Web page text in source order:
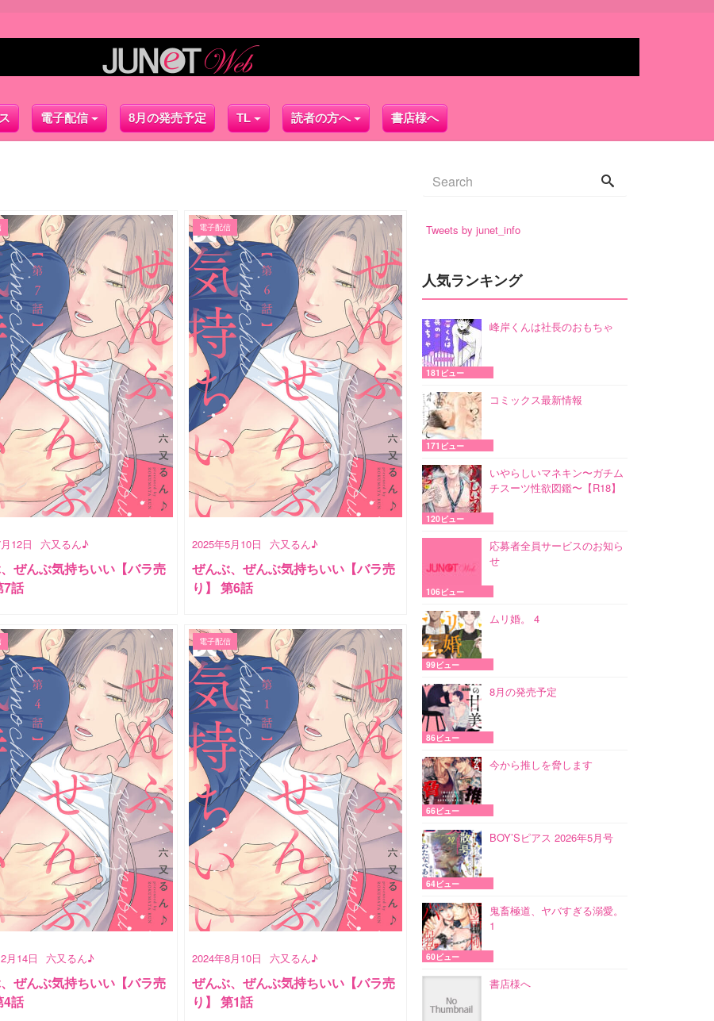
電子配信 8月の発売予定 TL 読者の方へ 書店様へ
12日 六又るん♪
ぜんぶ気持ちいい【バラ売
7話
2025年5月10日 六又るん♪
電子配信
ぜんぶ、ぜんぶ気持ちいい【バラ売
り】 第6話
月14日 六又るん♪
ぜんぶ気持ちいい【バラ売
4話
2024年8月10日 六又るん♪
電子配信
ぜんぶ、ぜんぶ気持ちいい【バラ売
り】 第1話
Tweets by junet_info
人気ランキング
峰岸くんは社長のおもちゃ
181ビュー
コミックス最新情報
171ビュー
いやらしいマネキン〜ガチム
チスーツ性欲図鑑〜【R18】
120ビュー
応募者全員サービスのお知ら
せ
106ビュー
ムリ婚。 4
99ビュー
8月の発売予定
86ビュー
今から推しを脅します
66ビュー
BOY’Sピアス 2026年5月号
64ビュー
鬼畜極道、ヤバすぎる溺愛。
1
60ビュー
書店様へ